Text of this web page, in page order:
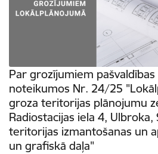
Par grozījumiem
noteikumos Nr. 24/25
groza teritorijas plānojumu
Radiostacijas iela 4,
teritorijas izmantošanas un
un grafiskā daļa"